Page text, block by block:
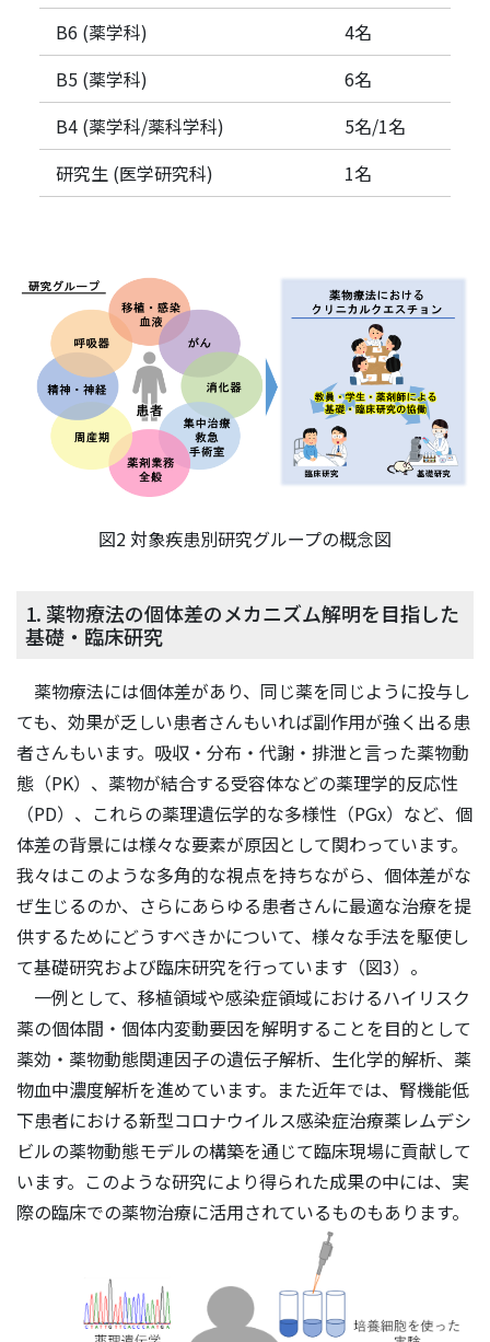
B6 (薬学科)
4名
B5 (薬学科)
6名
B4 (薬学科/薬科学科)
5名/1名
研究生 (医学研究科)
1名
図2 対象疾患別研究グループの概念図
1. 薬物療法の個体差のメカニズム解明を目指した
基礎・臨床研究
薬物療法には個体差があり、同じ薬を同じように投与し
ても、効果が乏しい患者さんもいれば副作用が強く出る患
者さんもいます。吸収・分布・代謝・排泄と言った薬物動
態（PK）、薬物が結合する受容体などの薬理学的反応性
（PD）、これらの薬理遺伝学的な多様性（PGx）など、個
体差の背景には様々な要素が原因として関わっています。
我々はこのような多角的な視点を持ちながら、個体差がな
ぜ生じるのか、さらにあらゆる患者さんに最適な治療を提
供するためにどうすべきかについて、様々な手法を駆使し
て基礎研究および臨床研究を行っています（図3）。
一例として、移植領域や感染症領域におけるハイリスク
薬の個体間・個体内変動要因を解明することを目的として
薬効・薬物動態関連因子の遺伝子解析、生化学的解析、薬
物血中濃度解析を進めています。また近年では、腎機能低
下患者における新型コロナウイルス感染症治療薬レムデシ
ビルの薬物動態モデルの構築を通じて臨床現場に貢献して
います。このような研究により得られた成果の中には、実
際の臨床での薬物治療に活用されているものもあります。